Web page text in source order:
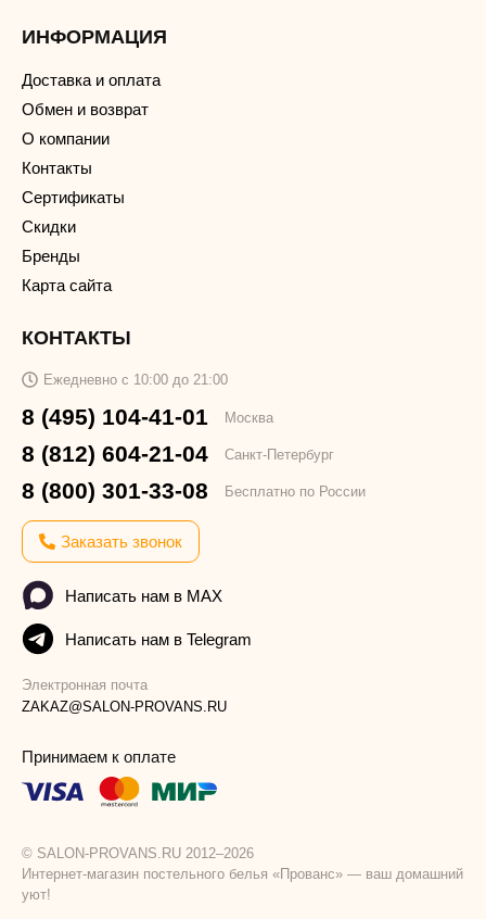
ИНФОРМАЦИЯ
Доставка и оплата
Обмен и возврат
О компании
Контакты
Сертификаты
Скидки
Бренды
Карта сайта
КОНТАКТЫ
Ежедневно с 10:00 до 21:00
8 (495) 104-41-01 Москва
8 (812) 604-21-04 Санкт-Петербург
8 (800) 301-33-08 Бесплатно по России
Заказать звонок
Написать нам в MAX
Написать нам в Telegram
Электронная почта
ZAKAZ@SALON-PROVANS.RU
Принимаем к оплате
© SALON-PROVANS.RU 2012–2026
Интернет-магазин постельного белья «Прованс» — ваш домашний
уют!